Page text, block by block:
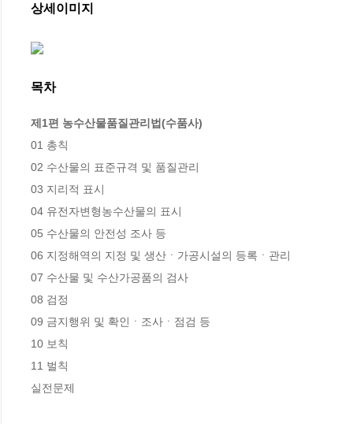
상세이미지
목차
제1편 농수산물품질관리법(수품사)
01 총칙
02 수산물의 표준규격 및 품질관리
03 지리적 표시
04 유전자변형농수산물의 표시
05 수산물의 안전성 조사 등
06 지정해역의 지정 및 생산ㆍ가공시설의 등록ㆍ관리
07 수산물 및 수산가공품의 검사
08 검정
09 금지행위 및 확인ㆍ조사ㆍ점검 등
10 보칙
11 벌칙
실전문제